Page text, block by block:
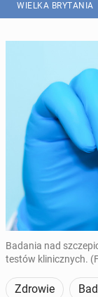
WIELKA BRYTANIA
Badania nad
testów klinicznych.
Zdrowie